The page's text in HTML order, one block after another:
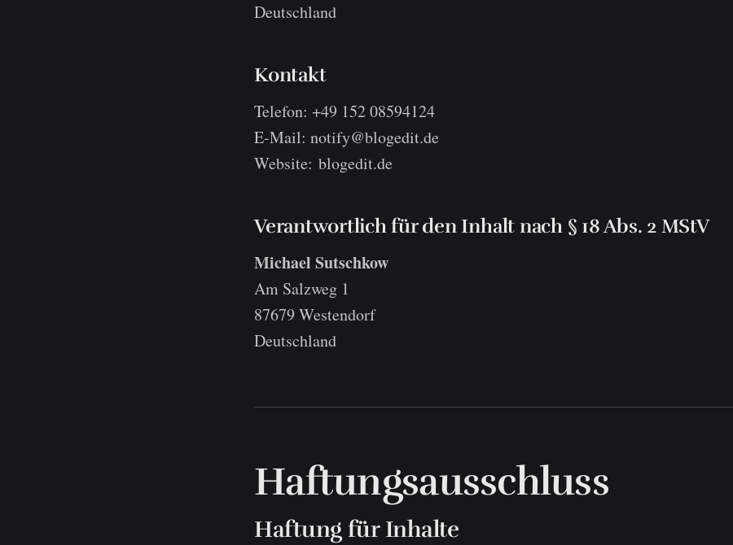
Deutschland
Kontakt
Telefon: +49 152 08594124
E-Mail: notify@blogedit.de
Website: blogedit.de
Verantwortlich für den Inhalt nach § 18 Abs. 2 MStV
Michael Sutschkow
Am Salzweg 1
87679 Westendorf
Deutschland
Haftungsausschluss
Haftung für Inhalte